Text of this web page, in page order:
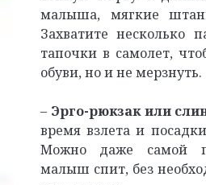
малыша, мягкие
Захватите несколько
тапочки в самолет,
обуви, но и не мерзнуть.
–Эрго-рюкзак или
время взлета и
Можно даже самой
малыш спит, без